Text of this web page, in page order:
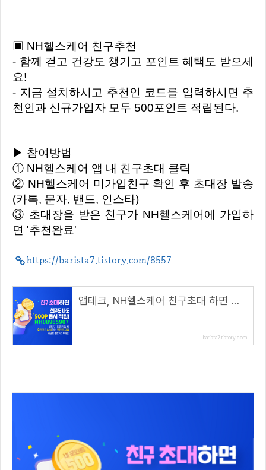
▣ NH헬스케어 친구추천
- 함께 걷고 건강도 챙기고 포인트 혜택도 받으세
요!
- 지금 설치하시고 추천인 코드를 입력하시면 추
천인과 신규가입자 모두 500포인트 적립된다.
▶ 참여방법
① NH헬스케어 앱 내 친구초대 클릭
② NH헬스케어 미가입친구 확인 후 초대장 발송
(카톡, 문자, 밴드, 인스타)
③ 초대장을 받은 친구가 NH헬스케어에 가입하
면 '추천완료'
https://barista7.tistory.com/8557
앱테크, NH헬스케어 친구초대 하면 친구도 나도 500P( 추천코드 : NH08965907 )
barista7.tistory.com